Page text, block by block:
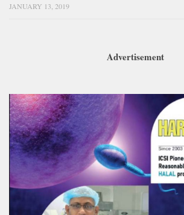
JANUARY 13, 2019
Advertisement